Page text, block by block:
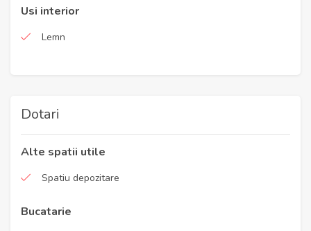
Usi interior
Lemn
Dotari
Alte spatii utile
Spatiu depozitare
Bucatarie